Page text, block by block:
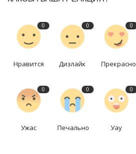
0
Нравится
0
Дизлайк
0
Прекрасно
0
Ужас
0
Печально
0
Уау